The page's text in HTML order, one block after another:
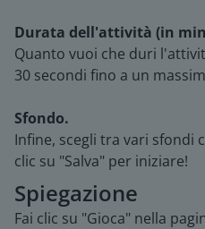
Durata dell'attività (in
Quanto vuoi che duri
30 secondi fino a un
Sfondo.
Infine, scegli tra vari sfondi
clic su "Salva" per iniziare!
Spiegazione
Fai clic su "Gioca" nella